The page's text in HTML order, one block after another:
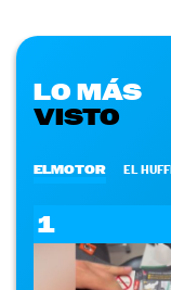
LO MÁS
VISTO
ELMOTOR EL
1